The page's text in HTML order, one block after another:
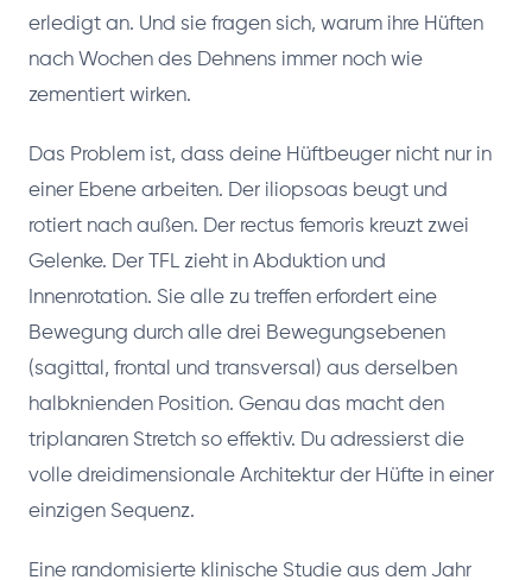
erledigt an. Und sie fragen sich, warum ihre Hüften
nach Wochen des Dehnens immer noch wie
zementiert wirken.
Das Problem ist, dass deine Hüftbeuger nicht nur in
einer Ebene arbeiten. Der iliopsoas beugt und
rotiert nach außen. Der rectus femoris kreuzt zwei
Gelenke. Der TFL zieht in Abduktion und
Innenrotation. Sie alle zu treffen erfordert eine
Bewegung durch alle drei Bewegungsebenen
(sagittal, frontal und transversal) aus derselben
halbknienden Position. Genau das macht den
triplanaren Stretch so effektiv. Du adressierst die
volle dreidimensionale Architektur der Hüfte in einer
einzigen Sequenz.
Eine randomisierte klinische Studie aus dem Jahr